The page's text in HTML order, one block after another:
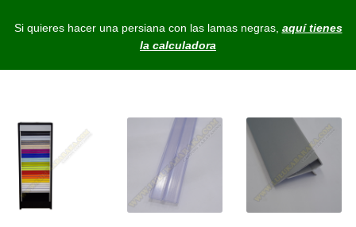
Si quieres hacer una persiana con las lamas negras, aquí tienes
la calculadora